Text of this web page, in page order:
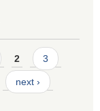
2 3
next ›